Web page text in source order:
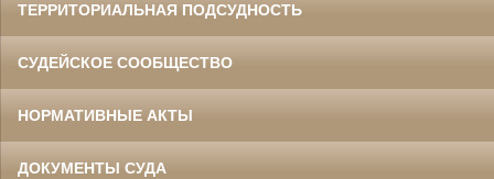
ТЕРРИТОРИАЛЬНАЯ ПОДСУДНОСТЬ
СУДЕЙСКОЕ СООБЩЕСТВО
НОРМАТИВНЫЕ АКТЫ
ДОКУМЕНТЫ СУДА